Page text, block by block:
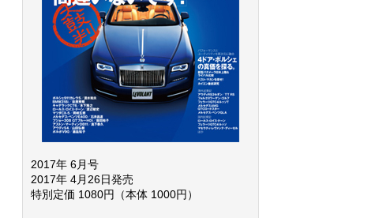
2017年 6月号
2017年 4月26日発売
特別定価 1080円（本体 1000円）